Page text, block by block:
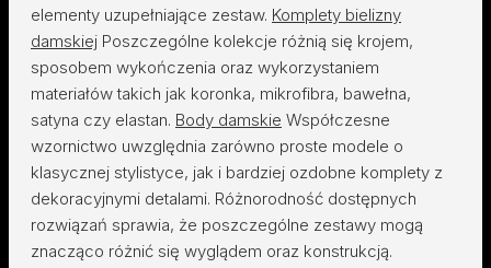
elementy uzupełniające zestaw. Komplety bielizny
damskiej Poszczególne kolekcje różnią się krojem,
sposobem wykończenia oraz wykorzystaniem
materiałów takich jak koronka, mikrofibra, bawełna,
satyna czy elastan. Body damskie Współczesne
wzornictwo uwzględnia zarówno proste modele o
klasycznej stylistyce, jak i bardziej ozdobne komplety z
dekoracyjnymi detalami. Różnorodność dostępnych
rozwiązań sprawia, że poszczególne zestawy mogą
znacząco różnić się wyglądem oraz konstrukcją.